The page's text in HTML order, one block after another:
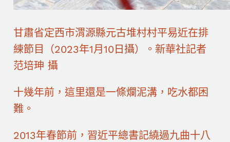
甘肅省定西市渭源縣元古堆村村平易近在排
練節目（2023年1月10日攝）。新華社記者
范培珅 攝
十幾年前，這里還是一條爛泥溝，吃水都困
難。
2013年春節前，習近平總書記繞過九曲十八